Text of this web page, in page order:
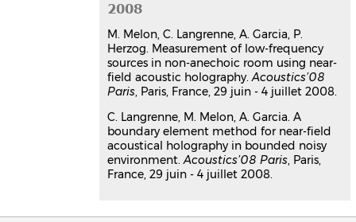
machine
Christophe Langrenne,Alexandre
Garcia,Manuel Melon
12th International Congress on Sound
and Vibration, ICSV12, Jul 2005, Lisbon,
Portugal
Communication dans un congrès
hal-03179398v1
The acoustic inverse problem:
Elimination of outliers
Christophe Langrenne,Alexandre
2008
M. Melon, C. Langrenne, A. Garcia, P.
Herzog. Measurement of low-frequency
sources in non-anechoic room using near-
field acoustic holography.Acoustics’08
Paris, Paris, France, 29 juin - 4 juillet 2008.
C. Langrenne, M. Melon, A. Garcia. A
boundary element method for near-field
acoustical holography in bounded noisy
environment.Acoustics’08 Paris, Paris,
France, 29 juin - 4 juillet 2008.